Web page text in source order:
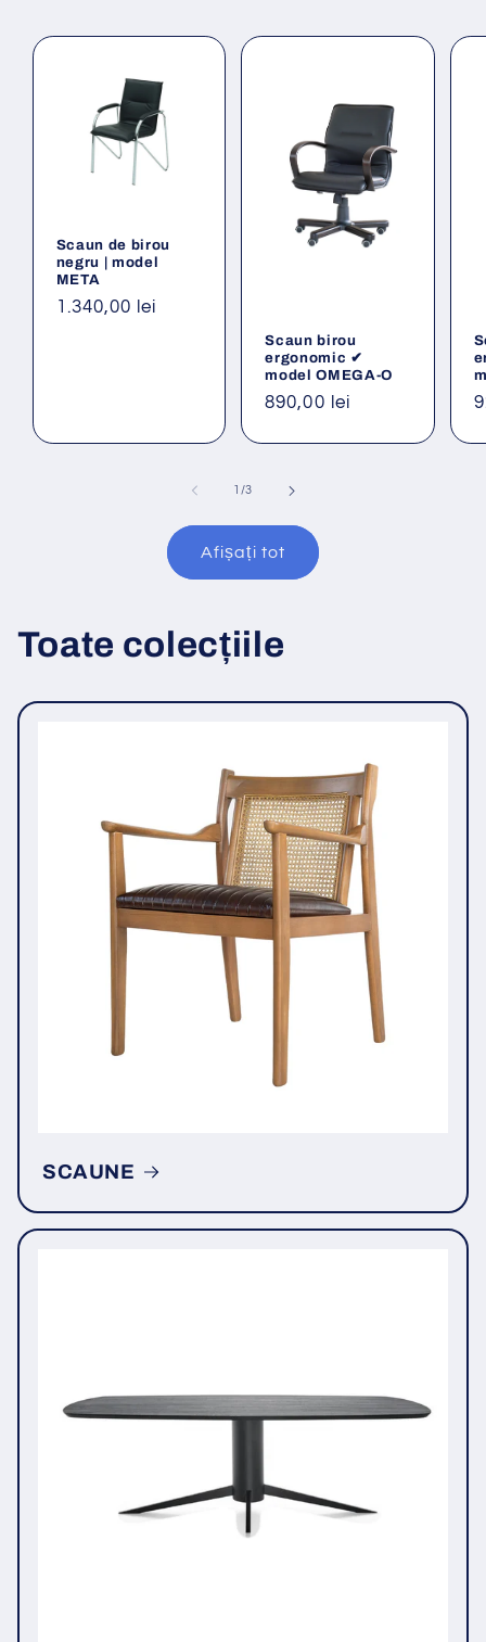
Scaun de birou
negru | model
META
Preț
1.340,00 lei
Scaun birou
ergonomic ✔
model OMEGA-O
Preț
890,00 lei
/din
3
Afișați tot
Toate colecțiile
SCAUNE